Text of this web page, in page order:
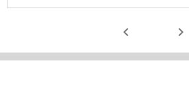
chevron_left chevron_right